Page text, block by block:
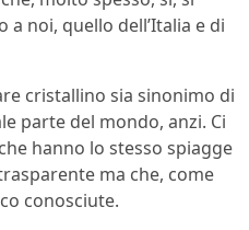
a noi, quello dell’Italia e di
cristallino sia sinonimo di
parte del mondo, anzi. Ci
hanno lo stesso spiagge
ma che, come
conosciute.